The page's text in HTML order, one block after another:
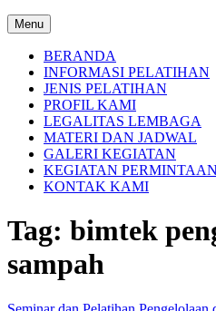
Menu
BERANDA
INFORMASI PELATIHAN
JENIS PELATIHAN
PROFIL KAMI
LEGALITAS LEMBAGA
MATERI DAN JADWAL
GALERI KEGIATAN
KEGIATAN PERMINTAAN
KONTAK KAMI
Tag: bimtek
sampah